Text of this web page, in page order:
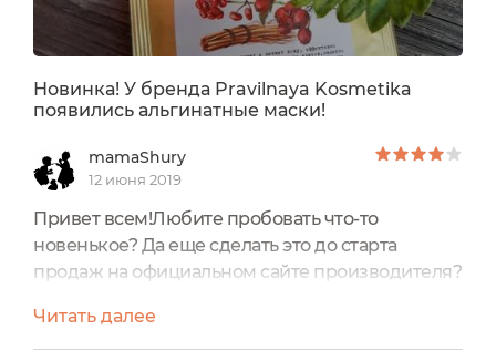
Новинка! У бренда Pravilnaya Kosmetika
появились альгинатные маски!
mamaShury
12 июня 2019
Привет всем!Любите пробовать что-то
новенькое? Да еще сделать это до старта
продаж на официальном сайте производителя?
альгинатные маски! Тем более замечательного
бренда PRAVILNAYA KOSMETIKA!Всего у бренда
Читать далее